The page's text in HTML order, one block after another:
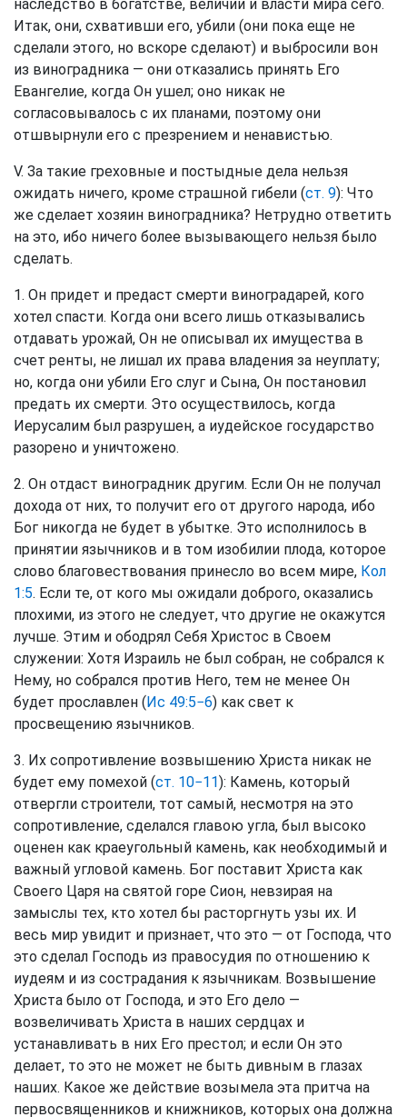
наследство в богатстве, величии и власти мира сего.
Итак, они, схвативши его, убили (они пока еще не
сделали этого, но вскоре сделают) и выбросили вон
из виноградника — они отказались принять Его
Евангелие, когда Он ушел; оно никак не
согласовывалось с их планами, поэтому они
отшвырнули его с презрением и ненавистью.
V. За такие греховные и постыдные дела нельзя
ожидать ничего, кроме страшной гибели (ст. 9): Что
же сделает хозяин виноградника? Нетрудно ответить
на это, ибо ничего более вызывающего нельзя было
сделать.
1. Он придет и предаст смерти виноградарей, кого
хотел спасти. Когда они всего лишь отказывались
отдавать урожай, Он не описывал их имущества в
счет ренты, не лишал их права владения за неуплату;
но, когда они убили Его слуг и Сына, Он постановил
предать их смерти. Это осуществилось, когда
Иерусалим был разрушен, а иудейское государство
разорено и уничтожено.
2. Он отдаст виноградник другим. Если Он не получал
дохода от них, то получит его от другого народа, ибо
Бог никогда не будет в убытке. Это исполнилось в
принятии язычников и в том изобилии плода, которое
слово благовествования принесло во всем мире, Кол
1:5. Если те, от кого мы ожидали доброго, оказались
плохими, из этого не следует, что другие не окажутся
лучше. Этим и ободрял Себя Христос в Своем
служении: Хотя Израиль не был собран, не собрался к
Нему, но собрался против Него, тем не менее Он
будет прославлен (Ис 49:5−6) как свет к
просвещению язычников.
3. Их сопротивление возвышению Христа никак не
будет ему помехой (ст. 10−11): Камень, который
отвергли строители, тот самый, несмотря на это
сопротивление, сделался главою угла, был высоко
оценен как краеугольный камень, как необходимый и
важный угловой камень. Бог поставит Христа как
Своего Царя на святой горе Сион, невзирая на
замыслы тех, кто хотел бы расторгнуть узы их. И
весь мир увидит и признает, что это — от Господа, что
это сделал Господь из правосудия по отношению к
иудеям и из сострадания к язычникам. Возвышение
Христа было от Господа, и это Его дело —
возвеличивать Христа в наших сердцах и
устанавливать в них Его престол; и если Он это
делает, то это не может не быть дивным в глазах
наших. Какое же действие возымела эта притча на
первосвященников и книжников, которых она должна